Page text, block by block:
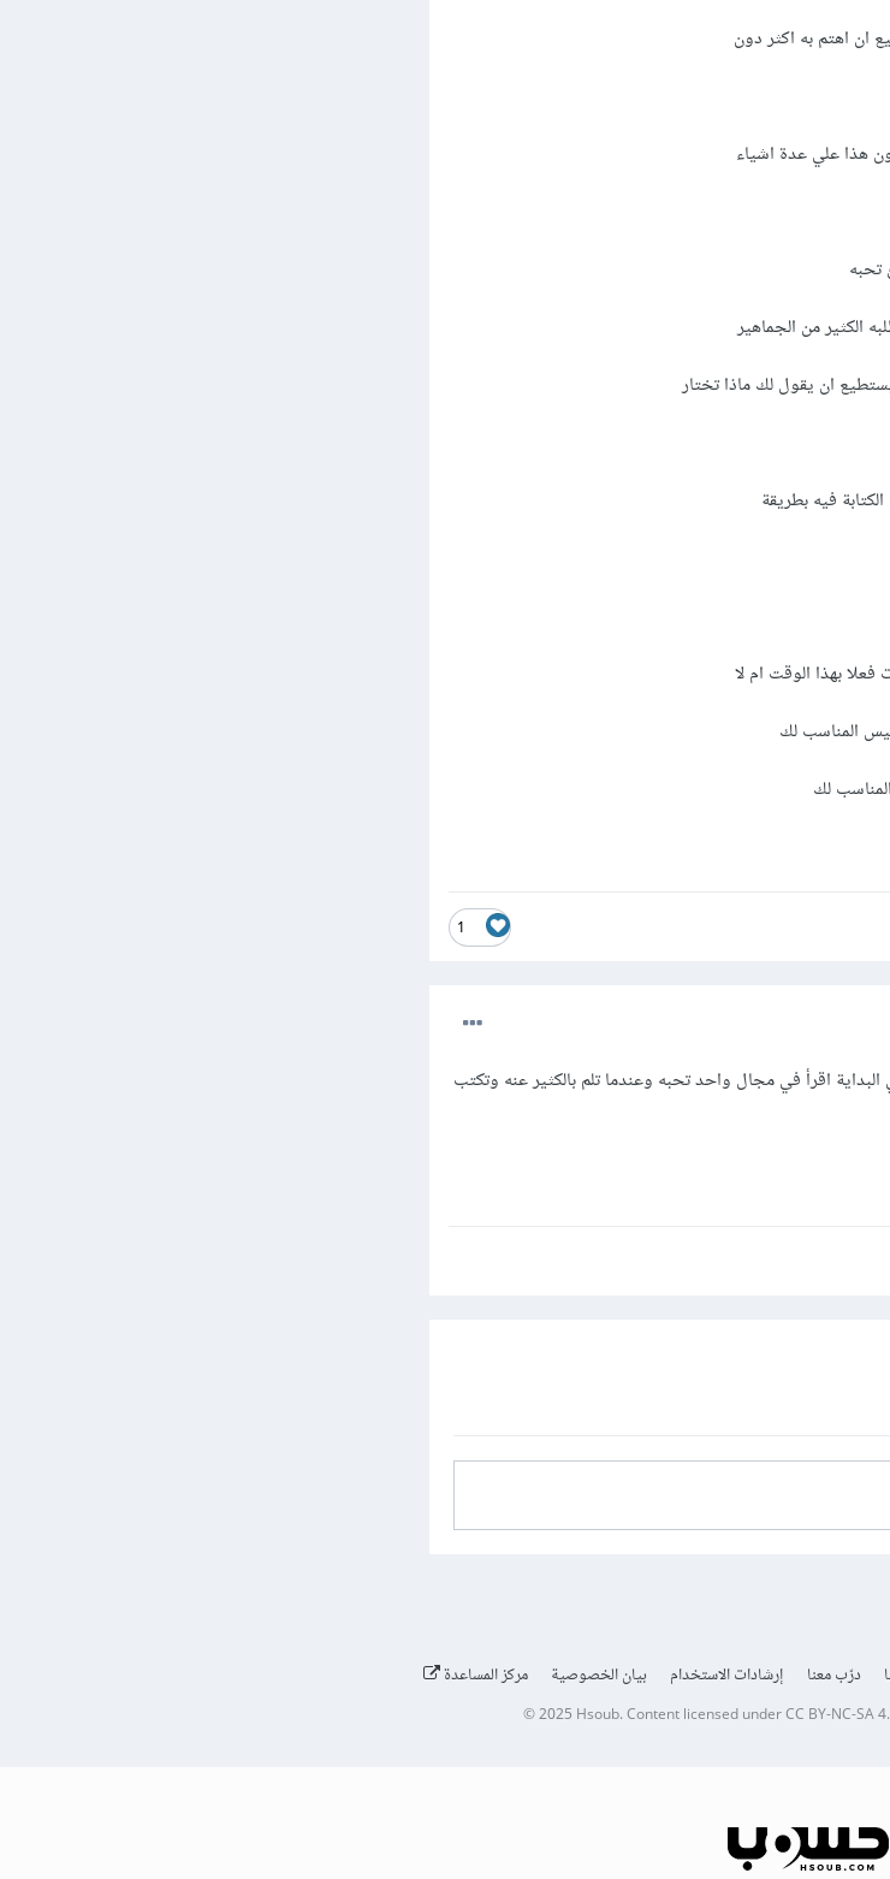
اهتم به اكثر دون
هذا علي عدة اشياء
الكثير من الجماهير
ان يقول لك ماذا تختار
فيه بطريقة
بهذا الوقت ام لا
المناسب لك
لك
1
اقرأ في مجال واحد تحبه وعندما تلم بالكثير عنه وتكتب
درّب معنا إرشادات الاستخدام بيان الخصوصية مركز المساعدة
© 2025 Hsoub.Content licensed underCC BY-NC-SA